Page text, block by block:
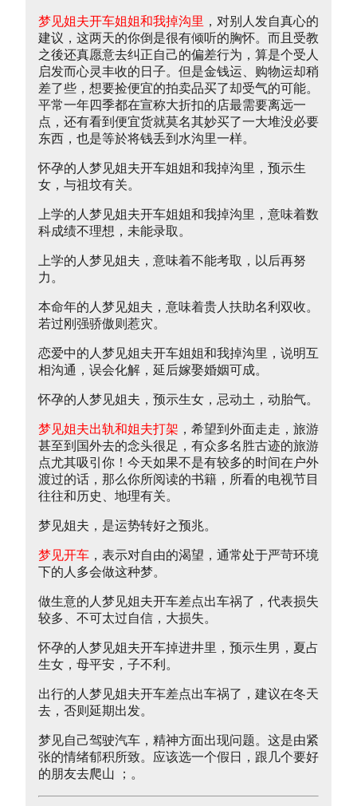
梦见姐夫开车姐姐和我掉沟里 ，对别人发自真心的
建议，这两天的你倒是很有倾听的胸怀。而且受教
之後还真愿意去纠正自己的偏差行为，算是个受人
启发而心灵丰收的日子。但是金钱运、购物运却稍
差了些，想要捡便宜的拍卖品买了却受气的可能。
平常一年四季都在宣称大折扣的店最需要离远一
点，还有看到便宜货就莫名其妙买了一大堆没必要
东西，也是等於将钱丢到水沟里一样。
怀孕的人梦见姐夫开车姐姐和我掉沟里，预示生
女，与祖坟有关。
上学的人梦见姐夫开车姐姐和我掉沟里，意味着数
科成绩不理想，未能录取。
上学的人梦见姐夫，意味着不能考取，以后再努
力。
本命年的人梦见姐夫，意味着贵人扶助名利双收。
若过刚强骄傲则惹灾。
恋爱中的人梦见姐夫开车姐姐和我掉沟里，说明互
相沟通，误会化解，延后嫁娶婚姻可成。
怀孕的人梦见姐夫，预示生女，忌动土，动胎气。
梦见姐夫出轨和姐夫打架 ，希望到外面走走，旅游
甚至到国外去的念头很足，有众多名胜古迹的旅游
点尤其吸引你！今天如果不是有较多的时间在户外
渡过的话，那么你所阅读的书籍，所看的电视节目
往往和历史、地理有关。
梦见姐夫，是运势转好之预兆。
梦见开车 ，表示对自由的渴望，通常处于严苛环境
下的人多会做这种梦。
做生意的人梦见姐夫开车差点出车祸了，代表损失
较多、不可太过自信，大损失。
怀孕的人梦见姐夫开车掉进井里，预示生男，夏占
生女，母平安，子不利。
出行的人梦见姐夫开车差点出车祸了，建议在冬天
去，否则延期出发。
梦见自己驾驶汽车，精神方面出现问题。这是由紧
张的情绪郁积所致。应该选一个假日，跟几个要好
的朋友去爬山 ；。